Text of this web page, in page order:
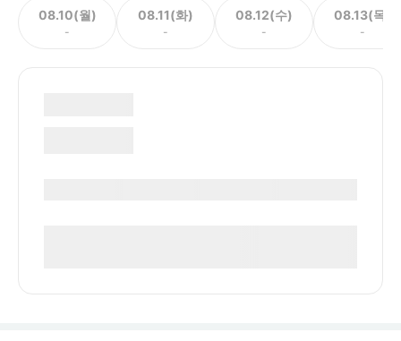
08.10(월)
-
08.11(화)
-
08.12(수)
-
08.13(목)
-